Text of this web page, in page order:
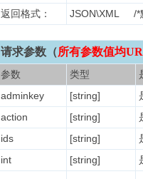
返回格式：
JSON\XML /*
请求参数（所有参数值均
参数 类型
adminkey
[string]
action
[string]
ids
[string]
int
[string]